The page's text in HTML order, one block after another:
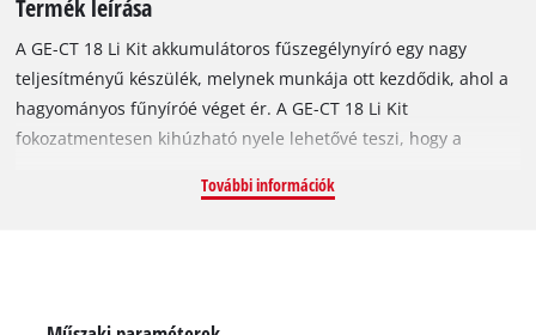
Termék leírása
A GE-CT 18 Li Kit akkumulátoros fűszegélynyíró egy nagy
teljesítményű készülék, melynek munkája ott kezdődik, ahol a
hagyományos fűnyíróé véget ér. A GE-CT 18 Li Kit
fokozatmentesen kihúzható nyele lehetővé teszi, hogy a
még akkor sem fárad el nagyon, ha sokáig kell dolgoznia a
További információk